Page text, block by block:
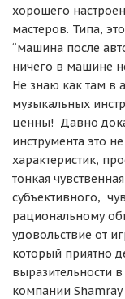
хорошего
мастеров. Типа,
“машина после
ничего в машине
Не знаю как там в
музыкальных
ценны! Давно
инструмента это
характеристик,
тонкая
субъективного,
рациональному
удовольствие от
который приятно
выразительности
компании